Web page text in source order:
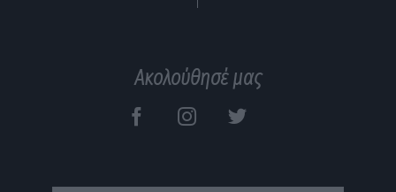
Ακολούθησέ μας